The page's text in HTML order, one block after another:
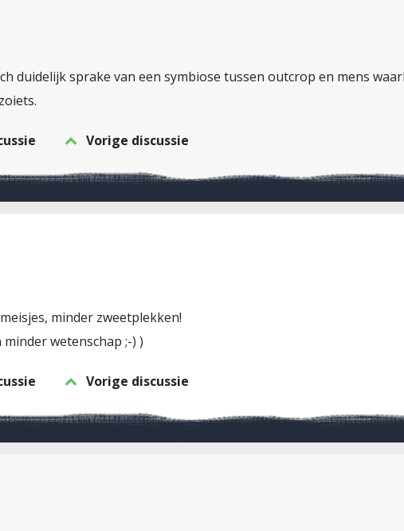
duidelijk sprake van een symbiose tussen outcrop en mens
Vorige discussie
minder zweetplekken!
wetenschap ;-) )
Vorige discussie